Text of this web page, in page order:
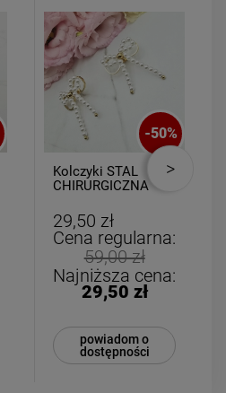
-50%
Kolczyki STAL
CHIRURGICZNA
perełki
29,50 zł
Cena regularna:
59,00 zł
Najniższa cena:
29,50 zł
powiadom o
dostępności